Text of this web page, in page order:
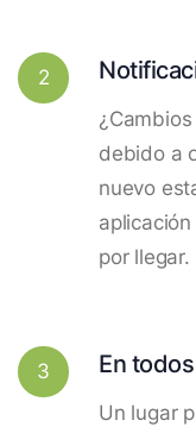
2
debido a
nuevo
por llegar.
3 En
Un lugar